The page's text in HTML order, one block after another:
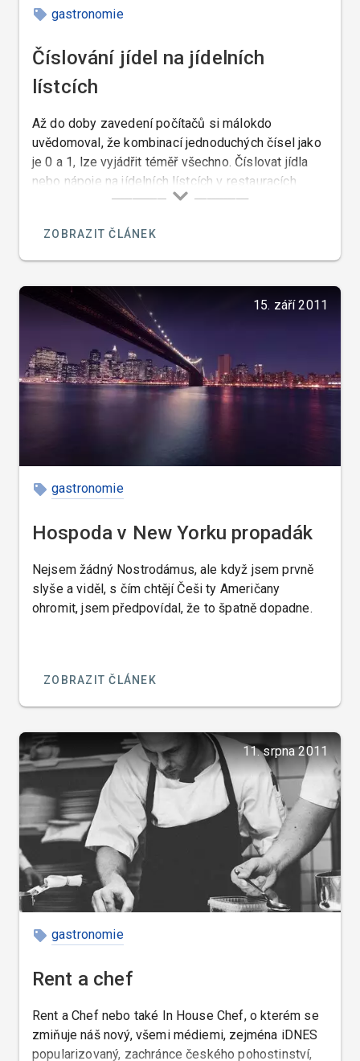
gastronomie
Číslování jídel na jídelních
lístcích
Až do doby zavedení počítačů si málokdo
uvědomoval, že kombinací jednoduchých čísel jako
je 0 a 1, lze vyjádřit téměř všechno. Číslovat jídla
nebo nápoje na jídelních lístcích v restauracích
vyšších cenových skupin ještě donedávna někteří
vzhledu lístku. Dnes ale žijeme v době čísel a v
době kdy účel světí prostředky a tak se číslováním
kterých ve kterých používají nějaký systém
kontrolních pokladen. Restauratérovi tato čísla
usnadňuji kontrolu a evidenci, ale jsou výhodou jak
pro hosty tak obsluhjící obzvláště v restauracích s
mezinárodní klientelou, kdy se zabrání mnoha
nedorozuměním, protože si host objedná jídlo
ZOBRAZIT ČLÁNEK
15. září 2011
gastronomie
Hospoda v New Yorku propadák
Nejsem žádný Nostrodámus, ale když jsem prvně
slyše a viděl, s čím chtějí Češi ty Američany
ohromit, jsem předpovídal, že to špatně dopadne.
ZOBRAZIT ČLÁNEK
11. srpna 2011
gastronomie
Rent a chef
Rent a Chef nebo také In House Chef, o kterém se
zmiňuje náš nový, všemi médiemi, zejména iDNES
popularizovaný, zachránce českého pohostinství,